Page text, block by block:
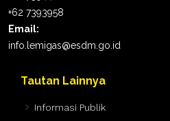
+62 7393958
Email:
info.lemigas@esdm.go.id
Tautan Lainnya
Informasi Publik